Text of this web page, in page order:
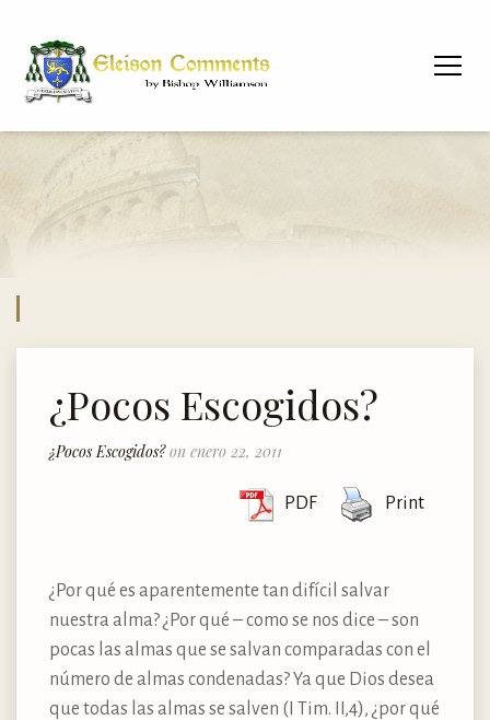
¿Pocos Escogidos?
¿Pocos Escogidos?on enero 22, 2011
PDF Print
¿Por qué es aparentemente tan difícil salvar
nuestra alma? ¿Por qué – como se nos dice – son
pocas las almas que se salvan comparadas con el
número de almas condenadas? Ya que Dios desea
que todas las almas se salven (I Tim. II,4), ¿por qué